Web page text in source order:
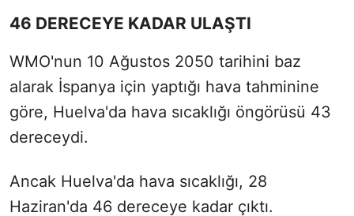
46 DERECEYE KADAR ULAŞTI
WMO'nun 10 Ağustos 2050 tarihini baz
alarak İspanya için yaptığı hava tahminine
göre, Huelva'da hava sıcaklığı öngörüsü 43
dereceydi.
Ancak Huelva'da hava sıcaklığı, 28
Haziran'da 46 dereceye kadar çıktı.